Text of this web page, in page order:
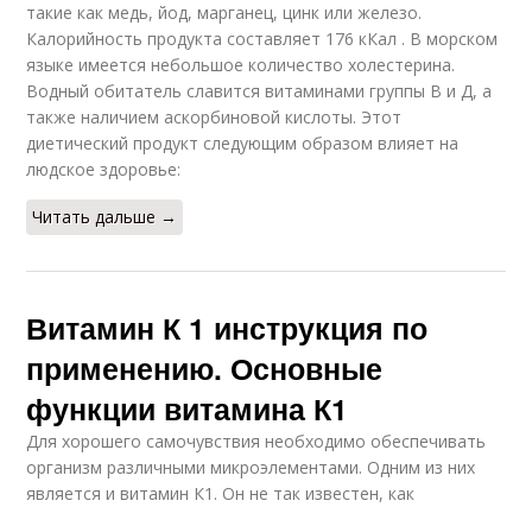
такие как медь, йод, марганец, цинк или железо.
Калорийность продукта составляет 176 кКал . В морском
языке имеется небольшое количество холестерина.
Водный обитатель славится витаминами группы В и Д, а
также наличием аскорбиновой кислоты. Этот
диетический продукт следующим образом влияет на
людское здоровье:
Читать дальше →
Витамин К 1 инструкция по
применению. Основные
функции витамина К1
Для хорошего самочувствия необходимо обеспечивать
организм различными микроэлементами. Одним из них
является и витамин К1. Он не так известен, как